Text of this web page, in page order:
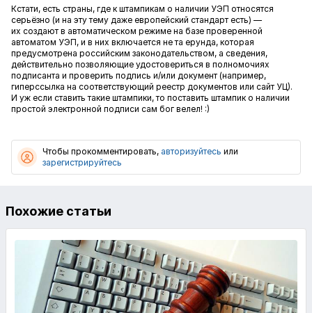
Кстати, есть страны, где к штампикам о наличии УЭП относятся
серьёзно (и на эту тему даже европейский стандарт есть) —
их создают в автоматическом режиме на базе проверенной
автоматом УЭП, и в них включается не та ерунда, которая
предусмотрена российским законодательством, а сведения,
действительно позволяющие удостовериться в полномочиях
подписанта и проверить подпись и/или документ (например,
гиперссылка на соответствующий реестр документов или сайт УЦ).
И уж если ставить такие штампики, то поставить штампик о наличии
простой электронной подписи сам бог велел! :)
Чтобы прокомментировать, авторизуйтесь или
зарегистрируйтесь
Похожие статьи